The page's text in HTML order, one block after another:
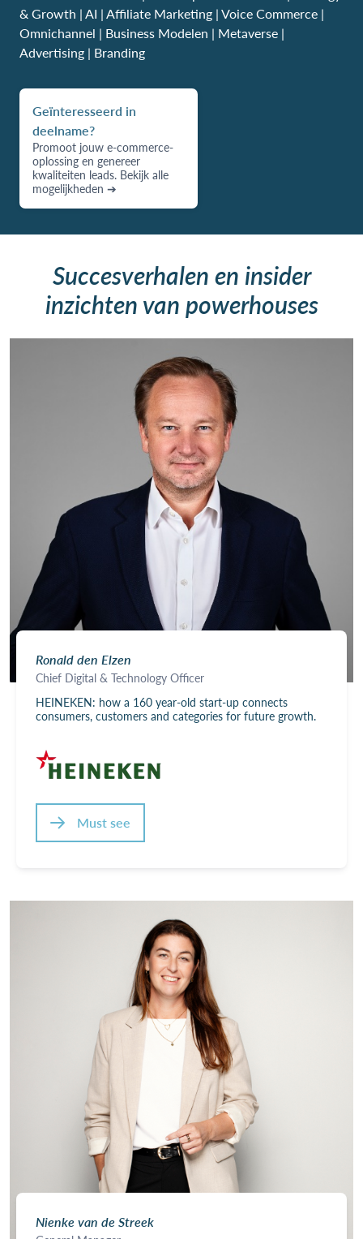
Geïnteresseerd in
deelname?
Promoot jouw e-commerce-
oplossing en genereer
kwaliteiten leads. Bekijk alle
mogelijkheden ➔
& Growth | AI | Affiliate Marketing | Voice Commerce |
Omnichannel | Business Modelen | Metaverse |
Advertising | Branding
Succesverhalen en insider
inzichten van powerhouses
Ronald den Elzen
Chief Digital & Technology Officer
HEINEKEN: how a 160 year-old start-up connects
consumers, customers and categories for future growth.
Must see
Nienke van de Streek